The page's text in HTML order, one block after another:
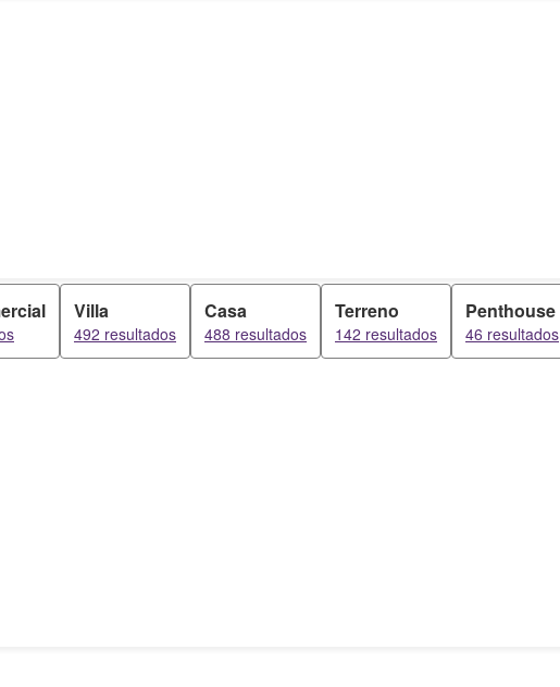
Villa
492 resultados
Casa
488 resultados
Terreno
142 resultados
Penthouse
46 resultados